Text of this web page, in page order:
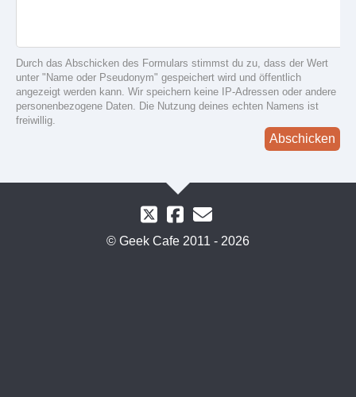
Durch das Abschicken des Formulars stimmst du zu, dass der Wert
unter "Name oder Pseudonym" gespeichert wird und öffentlich
angezeigt werden kann. Wir speichern keine IP-Adressen oder andere
personenbezogene Daten. Die Nutzung deines echten Namens ist
freiwillig.
Abschicken
© Geek Cafe 2011 - 2026